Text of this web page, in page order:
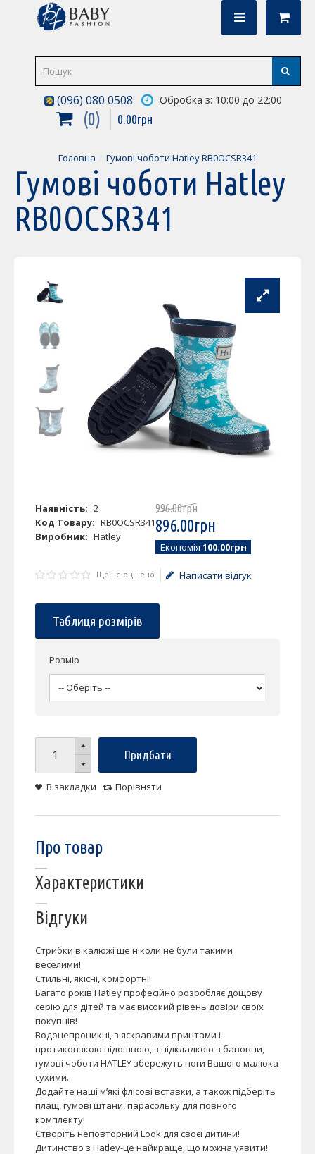
(096) 080 0508 Обробка з: 10:00 до 22:00
0 0.00грн
Головна Гумові чоботи Hatley RB0OCSR341
Гумові чоботи Hatley
RB0OCSR341
Наявність: 2
Код Товару: RB0OCSR341
Виробник: Hatley
996.00грн
896.00грн
Економія 100.00грн
Ще не оцінено Написати відгук
Таблиця розмірів
Розмір
Придбати
В закладки Порівняти
Про товар
Характеристики
Відгуки
Стрибки в калюжі ще ніколи не були такими
веселими!
Стильні, якісні, комфортні!
Багато років Hatley професійно розробляє дощову
серію для дітей та має високий рівень довіри своїх
покупців!
Водонепроникні, з яскравими принтами і
протиковзкою підошвою, з підкладкою з бавовни,
гумові чоботи HATLEY збережуть ноги Вашого малюка
сухими.
Додайте наші м’які флісові вставки, а також підберіть
плащ, гумові штани, парасольку для повного
комплекту!
Створіть неповторний Look для своєї дитини!
Дитинство з Hatley-це найкраще, що можна уявити!